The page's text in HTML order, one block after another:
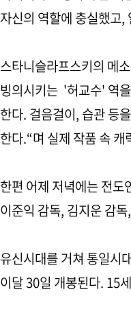
자신의 역할에 충실했고
스타니슬라프스키의 메
빙의시키는 '허교수' 역
한다. 걸음걸이, 습관 등
한다.“며 실제 작품 속
한편 어제 저녁에는 전
이준익 감독, 김지운 감
유신시대를 거쳐 통일시
이달 30일 개봉된다. 15